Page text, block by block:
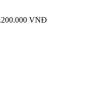
VNĐ